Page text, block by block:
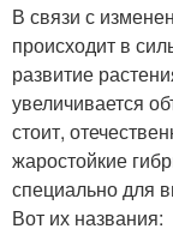
В связи с
происходит в
развитие
увеличивается
стоит,
жаростойкие
специально для
Вот их названия: